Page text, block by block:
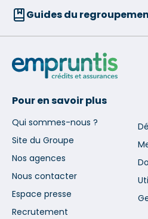
Guides du
Pour en savoir plus
Qui sommes-nous ?
Site du Groupe
Nos agences
Nous contacter
Espace presse
Recrutement